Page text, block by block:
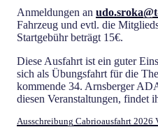
Anmeldungen an
Fahrzeug und evtl. die
Startgebühr beträgt 15€.
Diese Ausfahrt ist ein guter
sich als Übungsfahrt für die
kommende 34. Arnsberger
diesen Veranstaltungen, findet
Ausschreibung Cabrioausfahrt 2026